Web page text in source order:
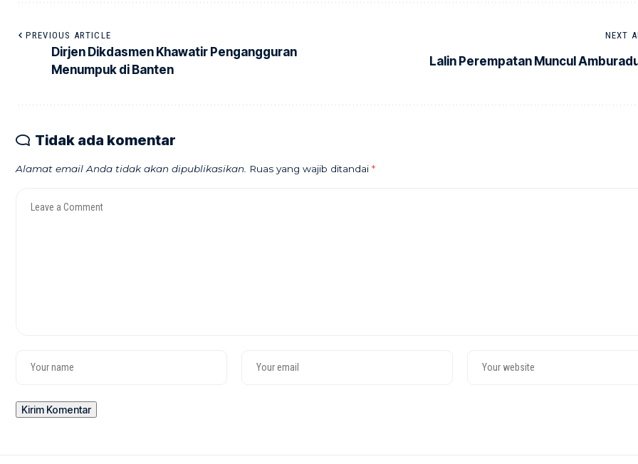
PREVIOUS ARTICLE
Dirjen Dikdasmen Khawatir Pengangguran
Menumpuk di Banten
NEXT
Lalin Perempatan Muncul
Tidak ada komentar
Alamat email Anda tidak akan dipublikasikan. Ruas yang wajib ditandai *